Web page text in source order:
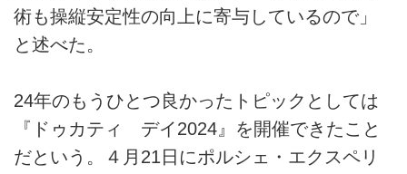
術も操縦安定性の向上に寄与しているので」
と述べた。
24年のもうひとつ良かったトピックとしては
『ドゥカティ デイ2024』を開催できたこと
だという。４月21日にポルシェ・エクスペリ